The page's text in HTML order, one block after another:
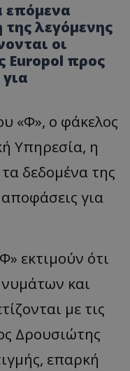
επόμενα
λεγόμενης
οι
Europol προς
«Φ», ο φάκελος
Υπηρεσία, η
δεδομένα της
για
εκτιμούν ότι
και
με τις
Δρουσιώτης
επαρκή